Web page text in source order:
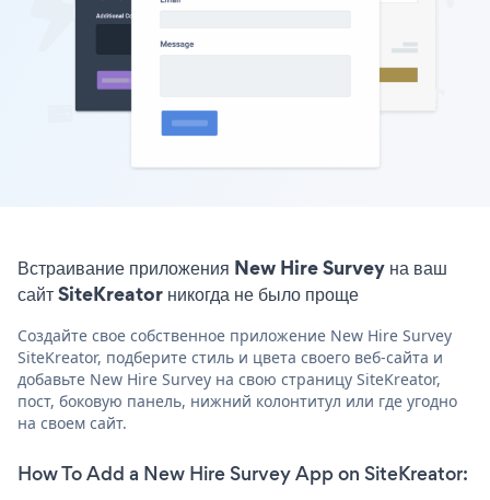
Встраивание приложения New Hire Survey на ваш
сайт SiteKreator никогда не было проще
Создайте свое собственное приложение New Hire Survey
SiteKreator, подберите стиль и цвета своего веб-сайта и
добавьте New Hire Survey на свою страницу SiteKreator,
пост, боковую панель, нижний колонтитул или где угодно
на своем сайт.
How To Add a New Hire Survey App on SiteKreator: